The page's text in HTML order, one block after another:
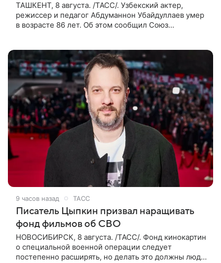
ТАШКЕНТ, 8 августа. /ТАСС/. Узбекский актер,
режиссер и педагог Абдуманнон Убайдуллаев умер
в возрасте 86 лет. Об этом сообщил Союз
9 часов назад ТАСС
Писатель Цыпкин призвал наращивать
фонд фильмов об СВО
НОВОСИБИРСК, 8 августа. /ТАСС/. Фонд кинокартин
о специальной военной операции следует
постепенно расширять, но делать это должны люди,